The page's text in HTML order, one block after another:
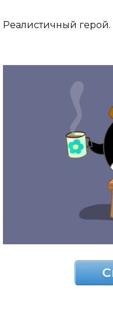
Реалистичный герой.